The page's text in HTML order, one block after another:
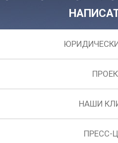
НАШИ
ПРЕСС-